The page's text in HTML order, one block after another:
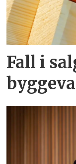
Fall i